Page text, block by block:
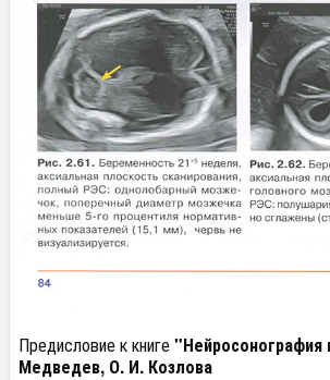
Предисловие к книге
Медведев, О. И. Козлова